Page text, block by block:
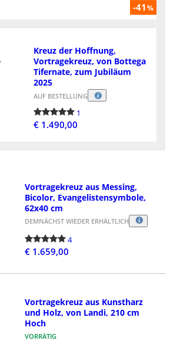
-41%
Kreuz der Hoffnung,
Vortragekreuz, von Bottega
Tifernate, zum Jubiläum
2025
AUF BESTELLUNG
1
€ 1.490,00
Vortragekreuz aus Messing,
Bicolor, Evangelistensymbole,
62x40 cm
DEMNÄCHST WIEDER ERHÄLTLICH
4
€ 1.659,00
Vortragekreuz aus Kunstharz
und Holz, von Landi, 210 cm
Hoch
VORRÄTIG